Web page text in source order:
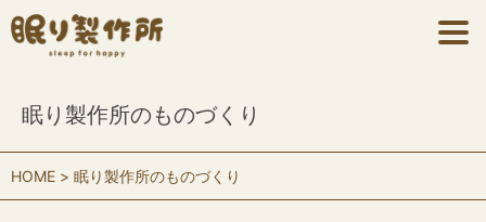
眠り製作所のものづくり
HOME 眠り製作所のものづくり